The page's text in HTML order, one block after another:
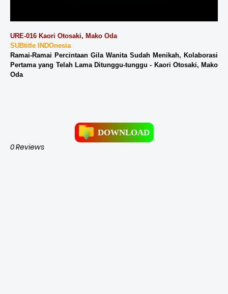
URE-016 Kaori Otosaki, Mako Oda
SUBtitle INDOnesia
Ramai-Ramai Percintaan Gila Wanita Sudah Menikah, Kolaborasi
Pertama yang Telah Lama Ditunggu-tunggu - Kaori Otosaki, Mako
Oda
DOWNLOAD
0 Reviews